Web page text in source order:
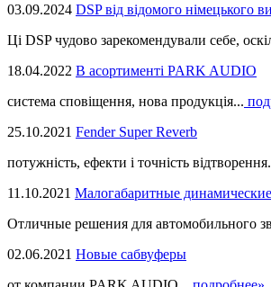
03.09.2024 DSP від відомого німецького
Ці DSP чудово зарекомендували себе,
18.04.2022 В асортименті PARK AUDIO
система сповіщення, нова продукцiя...
25.10.2021 Fender Super Reverb
потужність, ефекти і точність
11.10.2021 Малогабаритные
Отличные решения для автомобильного
02.06.2021 Новые сабвуферы